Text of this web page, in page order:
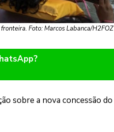
Foto: Marcos Labanca/H2FOZ
sobre a nova concessão do